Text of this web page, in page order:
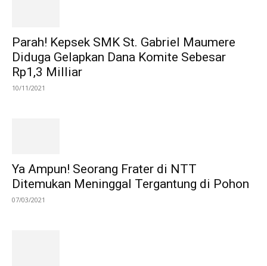
Parah! Kepsek SMK St. Gabriel Maumere
Diduga Gelapkan Dana Komite Sebesar
Rp1,3 Milliar
10/11/2021
Ya Ampun! Seorang Frater di NTT
Ditemukan Meninggal Tergantung di Pohon
07/03/2021